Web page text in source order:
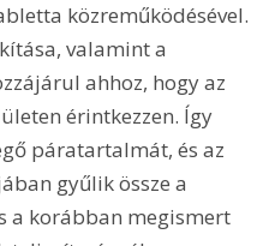
közreműködésével.
valamint a
ahhoz, hogy az
érintkezzen. Így
páratartalmát, és az
gyűlik össze a
a korábban megismert